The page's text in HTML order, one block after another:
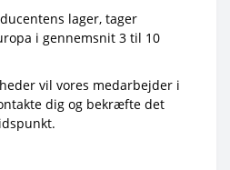
lager, tager
i gennemsnit 3 til 10
vil vores medarbejder i
dig og bekræfte det